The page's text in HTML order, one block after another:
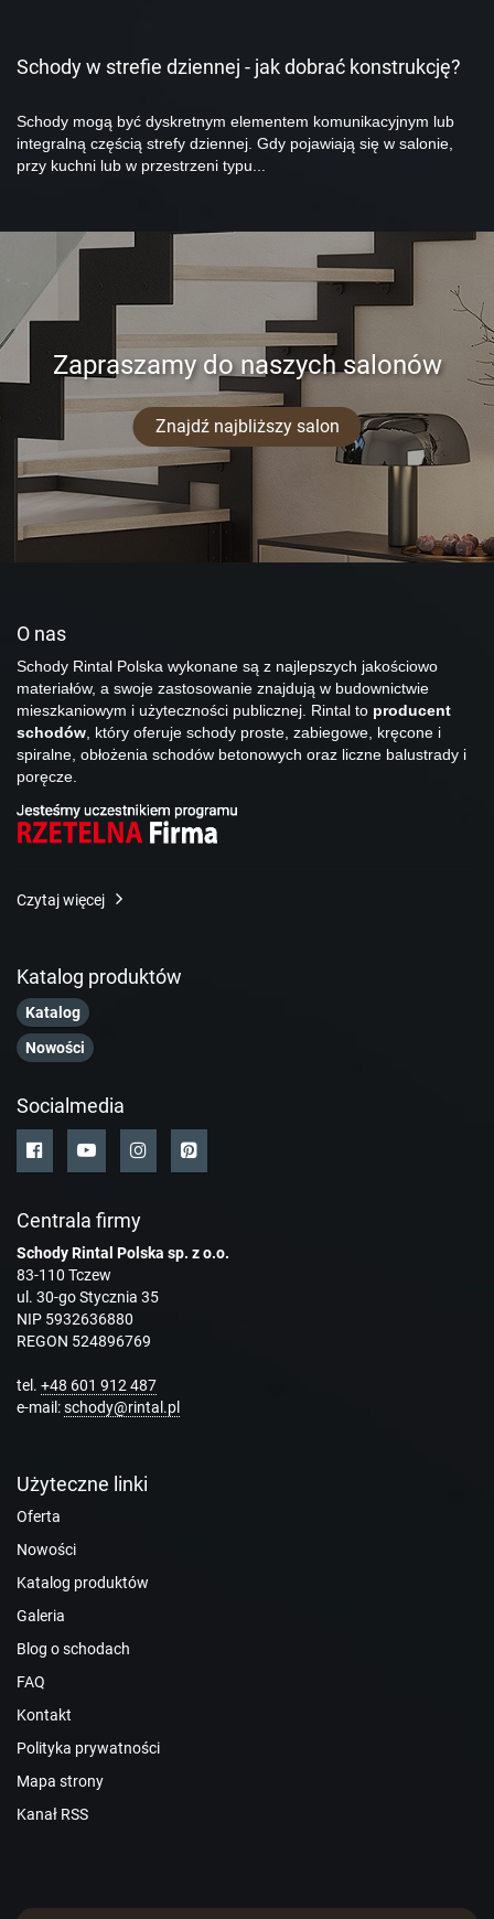
Schody w strefie dziennej - jak dobrać konstrukcję?
Schody mogą być dyskretnym elementem komunikacyjnym lub
integralną częścią strefy dziennej. Gdy pojawiają się w salonie,
przy kuchni lub w przestrzeni typu...
Zapraszamy do naszych salonów
Znajdź najbliższy salon
O nas
Schody Rintal Polska wykonane są z najlepszych jakościowo
materiałów, a swoje zastosowanie znajdują w budownictwie
mieszkaniowym i użyteczności publicznej. Rintal to producent
schodów , który oferuje schody proste, zabiegowe, kręcone i
spiralne, obłożenia schodów betonowych oraz liczne balustrady i
poręcze.
Czytaj więcej
Katalog produktów
Katalog
Nowości
Socialmedia
Centrala firmy
Schody Rintal Polska sp. z o.o.
83-110 Tczew
ul. 30-go Stycznia 35
NIP 5932636880
REGON 524896769
tel. +48 601 912 487
e-mail:schody@rintal.pl
Użyteczne linki
Oferta
Nowości
Katalog produktów
Galeria
Blog o schodach
FAQ
Kontakt
Polityka prywatności
Mapa strony
Kanał RSS